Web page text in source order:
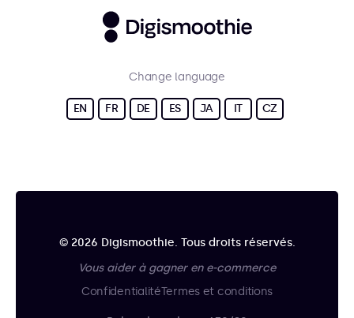
Change language
EN FR DE ES JA IT CZ
© 2026 Digismoothie. Tous droits réservés.
Vous aider à gagner en e-commerce
ConfidentialitéTermes et conditions